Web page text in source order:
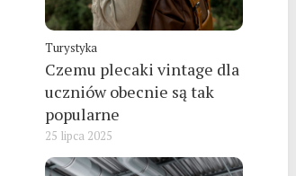
Turystyka
Czemu plecaki vintage dla
uczniów obecnie są tak
popularne
25 lipca 2025